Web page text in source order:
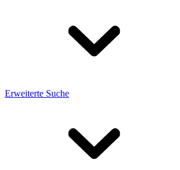
Erweiterte Suche